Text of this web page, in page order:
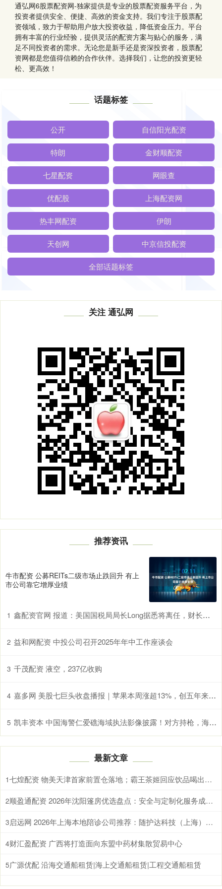
通弘网6股票配资网-独家提供是专业的股票配资服务平台，为
投资者提供安全、便捷、高效的资金支持。我们专注于股票配
资领域，致力于帮助用户放大投资收益，降低资金压力。平台
拥有丰富的行业经验，提供灵活的配资方案与贴心的服务，满
足不同投资者的需求。无论您是新手还是资深投资者，股票配
资网都是您值得信赖的合作伙伴。选择我们，让您的投资更轻
松、更高效！
话题标签
公开 自信阳光配资
特朗 金财顺配资
七星配资 网眼查
优配股 上海配资网
热丰网配资 伊朗
天创网 中京信投配资
全部话题标签
关注 通弘网
推荐资讯
牛市配资 公募REITs二级市场止跌回升 有上
市公司靠它增厚业绩
1 鑫配资官网 报道：美国国税局局长Long据悉将离任，财长贝森特暂时代理
2 益和网配资 中投公司召开2025年年中工作座谈会
3 千茂配资 液空，237亿收购
4 嘉多网 美股七巨头收盘播报｜苹果本周涨超13%，创五年来最大单周涨幅
5 凯丰资本 中国海警仁爱礁海域执法影像披露！对方持枪，海警大喊“冲我来” 无畏捍卫主权
最新文章
1 七煌配资 物美天津首家前置仓落地；霸王茶姬回应饮品喝出水银；
2 顺盈通配资 2026年沈阳篷房优选盘点：安全与定制化服务成关键
3 启远网 2026年上海本地陪诊公司推荐：随护达科技（上海）有限公司等值得关注
4财汇盈配资 广西将打造面向东盟中药材集散贸易中心
5广源优配 沿海交通船租赁|海上交通船租赁|工程交通船租赁